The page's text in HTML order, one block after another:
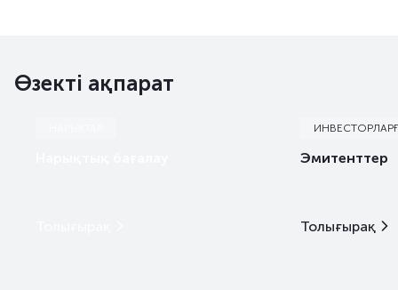
Өзекті ақпарат
Эмитенттер
Толығырақ